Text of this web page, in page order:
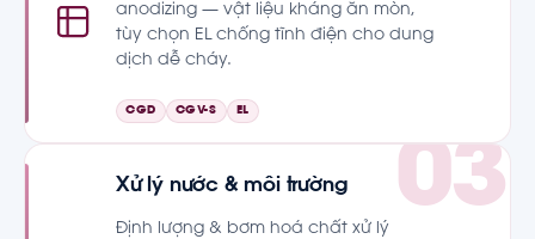
anodizing — vật liệu kháng ăn mòn,
tùy chọn EL chống tĩnh điện cho dung
dịch dễ cháy.
CGD CGV-S EL
Xử lý nước & môi trường
Định lượng & bơm hoá chất xử lý